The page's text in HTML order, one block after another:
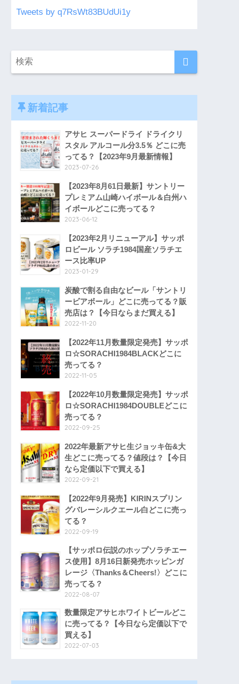
Tweets by q7RsWt83BUdUi1y
新着記事
アサヒ スーパードライ ドライクリ
スタル アルコール分3.5％ どこに売
ってる？【2023年9月最新情報】
2023-07-26
【2023年8月61日最新】サントリー
プレミアム山崎ハイボール＆白州ハ
イボールどこに売ってる？
2023-06-12
【2023年2月リニューアル】サッポ
ロビール ソラチ1984国産ソラチエ
ース比率UP
2023-01-29
炭酸で割る自由なビール「サントリ
ービアボール」どこに売ってる？販
売店は？【今日ならまだ買える】
2022-11-20
【2022年11月数量限定発売】サッポ
ロ☆SORACHI1984BLACKどこに
売ってる？
2022-11-05
【2022年10月数量限定発売】サッポ
ロ☆SORACHI1984DOUBLEどこに
売ってる？
2022-09-25
2022年最新アサヒ生ジョッキ缶&大
生どこに売ってる？値段は？【今日
なら定価以下で買える】
2022-09-21
【2022年9月発売】KIRINスプリン
グバレーシルクエール白どこに売っ
てる？
2022-09-19
【サッポロ伝説のホップソラチエー
ス使用】8月16日新発売ホッピンガ
レージ〈Thanks＆Cheers!〉どこに
売ってる？
2022-08-07
数量限定アサヒホワイトビールどこ
に売ってる？【今日なら定価以下で
買える】
2022-07-03